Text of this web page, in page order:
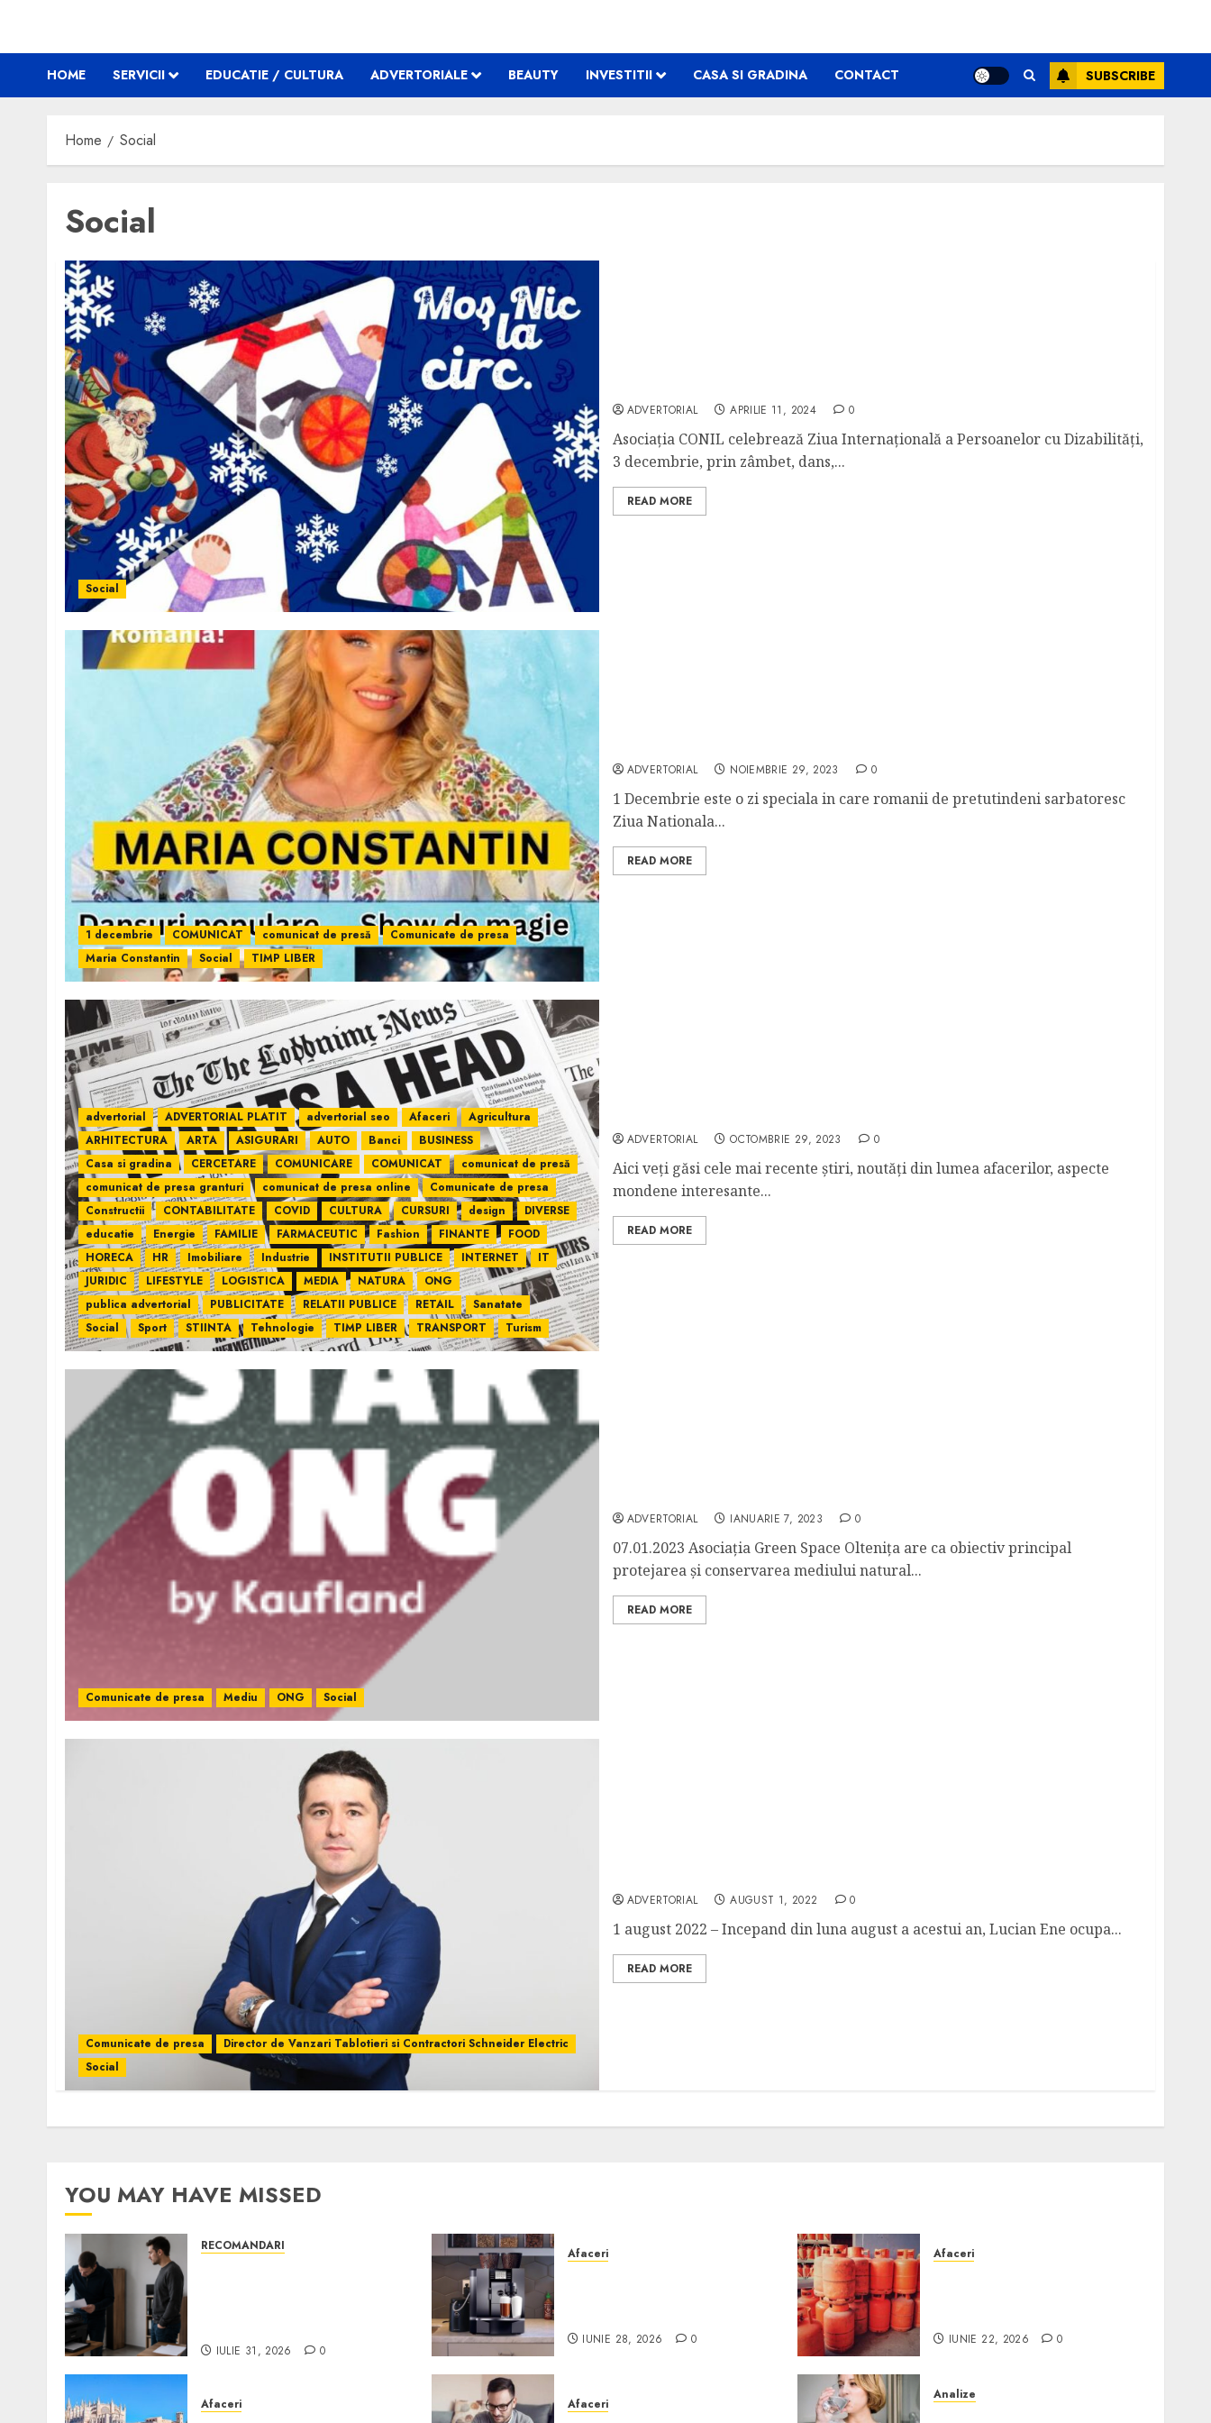
HOME SERVICII EDUCATIE / CULTURA ADVERTORIALE BEAUTY INVESTITII CASA SI GRADINA CONTACT SUBSCRIBE
Home Social
Social
Social
ADVERTORIAL APRILIE 11, 2024 0
Asociația CONIL celebrează Ziua Internațională a Persoanelor cu Dizabilități,
3 decembrie, prin zâmbet, dans,...
READ MORE
1 decembrie COMUNICAT comunicat de presă
Comunicate de presa
Maria Constantin
Social TIMP LIBER
ADVERTORIAL NOIEMBRIE 29, 2023 0
1 Decembrie este o zi speciala in care romanii de pretutindeni sarbatoresc
Ziua Nationala...
READ MORE
advertorial ADVERTORIAL PLATIT advertorial seo Afaceri
Agricultura
ARHITECTURA
ARTA ASIGURARI AUTO Banci
BUSINESS
Casa si gradina
CERCETARE COMUNICARE COMUNICAT
comunicat de presă
comunicat de presa granturi
comunicat de presa online
Comunicate de presa
Constructii
CONTABILITATE COVID CULTURA CURSURI design
DIVERSE
educatie
Energie FAMILIE FARMACEUTIC Fashion FINANTE
FOOD
HORECA
HR Imobiliare Industrie INSTITUTII PUBLICE INTERNET
IT
JURIDIC
LIFESTYLE LOGISTICA MEDIA NATURA
ONG
publica advertorial
PUBLICITATE RELATII PUBLICE RETAIL
Sanatate
Social
Sport STIINTA Tehnologie TIMP LIBER TRANSPORT Turism
ADVERTORIAL OCTOMBRIE 29, 2023 0
Aici veți găsi cele mai recente știri, noutăți din lumea afacerilor, aspecte
mondene interesante...
READ MORE
Comunicate de presa Mediu ONG Social
ADVERTORIAL IANUARIE 7, 2023 0
07.01.2023 Asociaţia Green Space Olteniţa are ca obiectiv principal
protejarea şi conservarea mediului natural...
READ MORE
Comunicate de presa
Director de Vanzari Tablotieri si Contractori Schneider Electric
Social
ADVERTORIAL AUGUST 1, 2022 0
1 august 2022 – Incepand din luna august a acestui an, Lucian Ene ocupa...
READ MORE
YOU MAY HAVE MISSED
RECOMANDARI
IULIE 31, 2026 0
Afaceri
IUNIE 28, 2026 0
Afaceri
IUNIE 22, 2026 0
Afaceri Afaceri
Analize